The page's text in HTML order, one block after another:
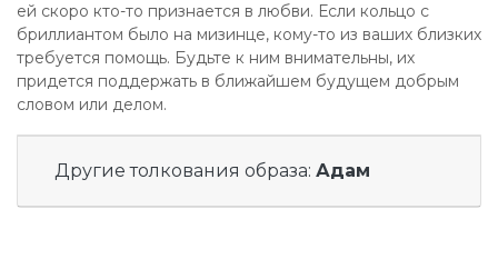
ей скоро кто-то признается в любви. Если кольцо с
бриллиантом было на мизинце, кому-то из ваших близких
требуется помощь. Будьте к ним внимательны, их
придется поддержать в ближайшем будущем добрым
словом или делом.
Другие толкования образа: Адам